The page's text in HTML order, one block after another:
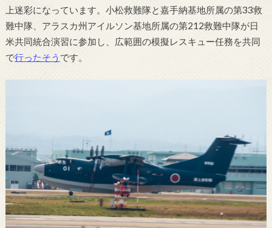
上迷彩になっています。小松救難隊と嘉手納基地所属の第33救
難中隊、アラスカ州アイルソン基地所属の第212救難中隊が日
米共同統合演習に参加し、広範囲の模擬レスキュー任務を共同
で行ったそう です。